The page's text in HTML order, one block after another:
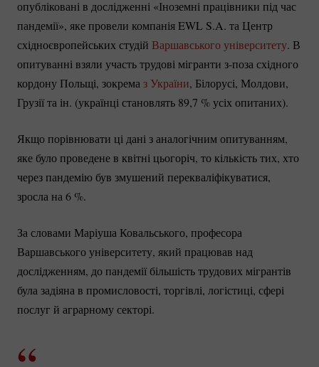
опубліковані в дослідженні «Іноземні працівники під час
пандемії», яке провели компанія EWL S.A. та Центр
східноєвропейських студій Варшавського університету. В
опитуванні взяли участь трудові мігранти з-поза східного
кордону Польщі, зокрема з України, Білорусі, Молдови,
Грузії та ін. (українці становлять 89,7 %усіх опитаних).
Якщо порівнювати ці дані з аналогічним опитуванням,
яке було проведене в квітні цьогоріч, то кількість тих, хто
через пандемію був змушений перекваліфікуватися,
зросла на6 %.
За словами Маріуша Ковальського, професора
Варшавського університету, який працював над
дослідженням, до пандемії більшість трудових мігрантів
була задіяна в промисловості, торгівлі, логістиці, сфері
послуг й аграрному секторі.